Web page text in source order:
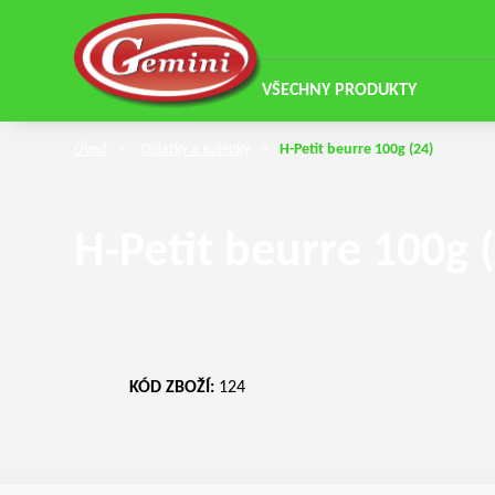
VŠECHNY PRODUKTY
H-Petit beurre 100g (24)
KÓD ZBOŽÍ: 124